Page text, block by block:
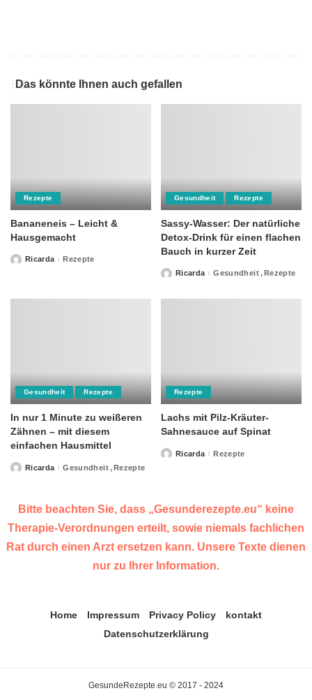
Das könnte Ihnen auch gefallen
Rezepte
Bananeneis – Leicht &
Hausgemacht
PostedRicarda Rezepte
Gesundheit Rezepte
Sassy-Wasser: Der natürliche
Detox-Drink für einen flachen
Bauch in kurzer Zeit
PostedRicarda Gesundheit Rezepte
Gesundheit Rezepte
In nur 1 Minute zu weißeren
Zähnen – mit diesem
einfachen Hausmittel
PostedRicarda Gesundheit Rezepte
Rezepte
Lachs mit Pilz-Kräuter-
Sahnesauce auf Spinat
PostedRicarda Rezepte
Bitte beachten Sie, dass „Gesunderezepte.eu“ keine
Therapie-Verordnungen erteilt, sowie niemals fachlichen
Rat durch einen Arzt ersetzen kann. Unsere Texte dienen
nur zu Ihrer Information.
Home Impressum Privacy Policy
kontakt
Datenschutzerklärung
GesundeRezepte.eu © 2017 - 2024